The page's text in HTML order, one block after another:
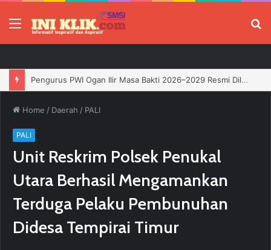
Menu
Jelang HUT RI, 3 Sumur Infill Baru di Zona 4 Dukung Kedaulatan Energi
Home / Daerah / PALI
PALI
Unit Reskrim Polsek Penukal
Utara Berhasil Mengamankan
Terduga Pelaku Pembunuhan
Didesa Tempirai Timur